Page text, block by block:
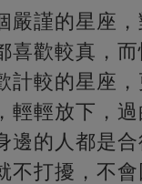
嚴謹的星座
喜歡較真，
計較的星座
輕輕放下，
邊的人都是
不打擾，不